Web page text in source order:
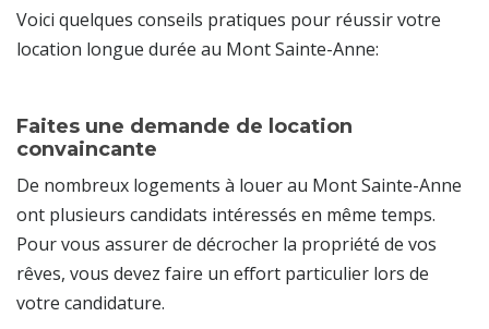
Voici quelques conseils pratiques pour réussir votre
location longue durée au Mont Sainte-Anne:
Faites une demande de location
convaincante
De nombreux logements à louer au Mont Sainte-Anne
ont plusieurs candidats intéressés en même temps.
Pour vous assurer de décrocher la propriété de vos
rêves, vous devez faire un effort particulier lors de
votre candidature.